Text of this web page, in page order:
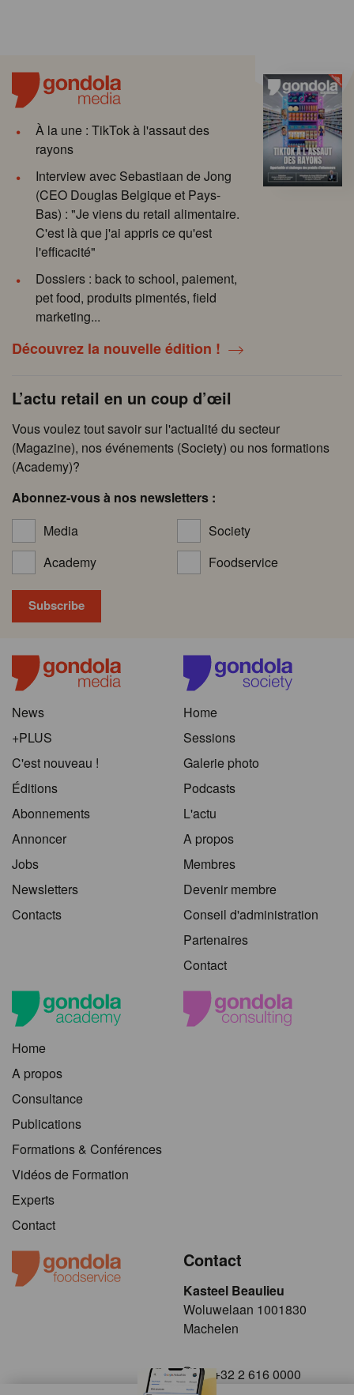
À la une : TikTok à l'assaut des
rayons
Interview avec Sebastiaan de Jong
(CEO Douglas Belgique et Pays-
Bas) : "Je viens du retail alimentaire.
C'est là que j'ai appris ce qu'est
l'efficacité"
Dossiers : back to school, paiement,
pet food, produits pimentés, field
marketing...
Découvrez la nouvelle édition !
L’actu retail en un coup d’œil
Vous voulez tout savoir sur l'actualité du secteur
(Magazine), nos événements (Society) ou nos formations
(Academy)?
Abonnez-vous à nos newsletters :
Media
Society
Academy
Foodservice
News
+PLUS
C'est nouveau !
Éditions
Abonnements
Annoncer
Jobs
Newsletters
Contacts
Home
Sessions
Galerie photo
Podcasts
L'actu
A propos
Membres
Devenir membre
Conseil d'administration
Partenaires
Contact
Home
A propos
Consultance
Publications
Formations & Conférences
Vidéos de Formation
Experts
Contact
Contact
Kasteel Beaulieu
​​​Woluwelaan 1001830
Machelen
+32 2 616 0000